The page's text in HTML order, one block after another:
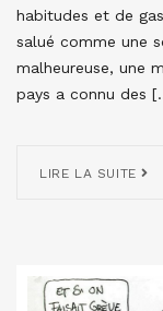
habitudes et de
salué comme une
malheureuse, une
pays a connu des
LIRE LA SUITE